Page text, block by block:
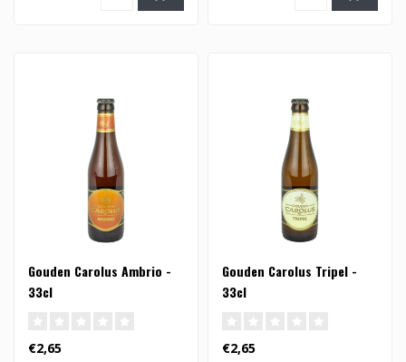
Gouden Carolus Ambrio -
33cl
€2,65
Gouden Carolus Tripel -
33cl
€2,65